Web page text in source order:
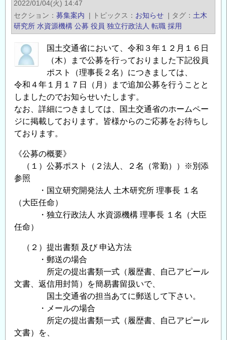
員
を
公
募
す
（水
資
源
機
構）
の
2022/01/04(火) 14:47
セクション
募集案内 | トピックス お知らせ | タグ
土木
研究所 水資源機構 公募 役員 独立行政法人 転職 採用
国土交通省において、令和３年１２月１６日
（木）まで公募を行っておりました下記役員
ポスト（理事長２名）につきましては、
令和４年１月１７日（月）まで追加公募を行うことと
しましたのでお知らせいたします。
なお、詳細につきましては、国土交通省のホームペー
ジに掲載しております。皆様からのご応募をお待ちし
ております。
《公募の概要》
（１）公募ポスト（２法人、２名（常勤））※別添
参照
・国立研究開発法人 土木研究所 理事長 １名
（大臣任命）
・独立行政法人 水資源機構 理事長 １名（大臣
任命）
（２）提出書類 及び 申込方法
・郵送の場合
所定の提出書類一式（履歴書、自己アピール
文書、返信用封筒）を簡易書留扱いで、
国土交通省の担当あてに郵送して下さい。
・メールの場合
所定の提出書類一式（履歴書、自己アピール
文書）を、